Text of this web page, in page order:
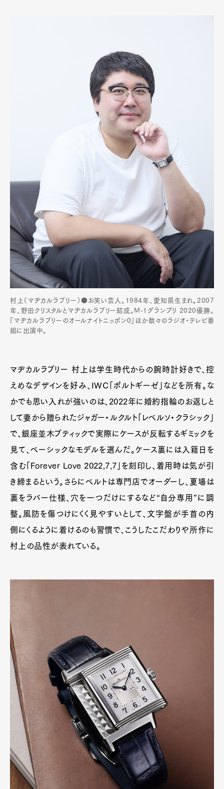
村上（マヂカルラブリー）●お笑い芸人。1984年、愛知県生まれ。2007
年、野田クリスタルとマヂカルラブリー結成。M-1グランプリ 2020優勝。
『マヂカルラブリーのオールナイトニッポン0』ほか数々のラジオ・テレビ番
組に出演中。
マヂカルラブリー 村上は学生時代からの腕時計好きで、控
えめなデザインを好み、IWC「ポルトギーゼ」などを所有。な
かでも思い入れが強いのは、2022年に婚約指輪のお返しと
して妻から贈られたジャガー・ルクルト「レベルソ・クラシック」
で、銀座並木ブティックで実際にケースが反転するギミックを
見て、ベーシックなモデルを選んだ。ケース裏には入籍日を
含む「Forever Love 2022,7,7」を刻印し、着用時は気が引
き締まるという。さらにベルトは専門店でオーダーし、夏場は
裏をラバー仕様、穴を一つだけにするなど“自分専用”に調
整。風防を傷つけにくく見やすいとして、文字盤が手首の内
側にくるように着けるのも習慣で、こうしたこだわりや所作に
村上の品性が表れている。